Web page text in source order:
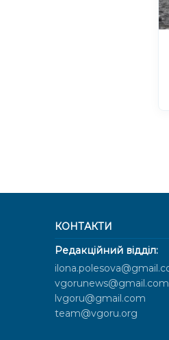
КОНТАКТИ
Редакційний відділ:
vgorunews@gmail.com
lvgoru@gmail.com
team@vgoru.org